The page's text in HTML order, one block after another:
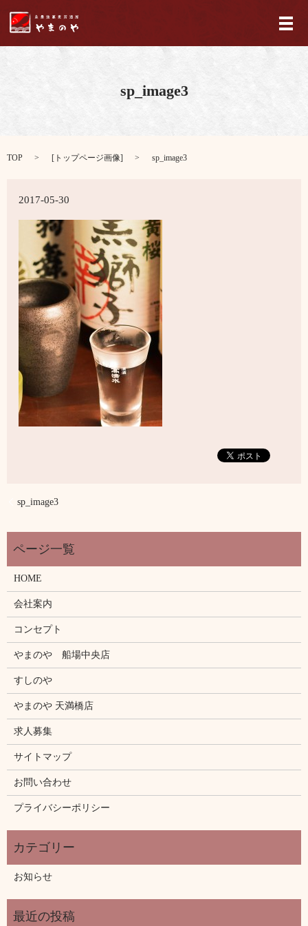
メ
sp_image3
TOP [ トップページ画像] sp_image3
2017-05-30
sp_image3
HOME
会社案内
コンセプト
やまのや 船場中央店
すしのや
やまのや 天満橋店
求人募集
サイトマップ
お問い合わせ
プライバシーポリシー
お知らせ